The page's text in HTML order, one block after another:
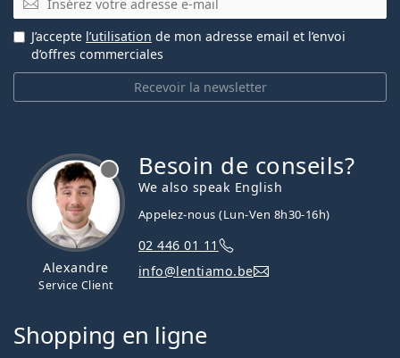
Recevoir la newsletter
J’accepte l’utilisation de mon adresse email et l’envoi
d’offres commerciales
Alexandre
Service Client
Besoin de conseils?
We also speak English
Appelez-nous (Lun-Ven 8h30-16h)
02 446 01 11
info@lentiamo.be
Shopping en ligne